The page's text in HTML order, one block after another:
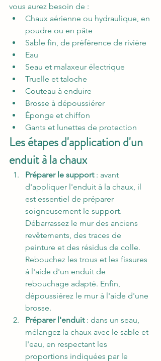
vous aurez besoin de :
Chaux aérienne ou hydraulique, en
poudre ou en pâte
Sable fin, de préférence de rivière
Eau
Seau et malaxeur électrique
Truelle et taloche
Couteau à enduire
Brosse à dépoussiérer
Éponge et chiffon
Gants et lunettes de protection
Les étapes d'application d'un
enduit à la chaux
Préparer le support : avant
d'appliquer l'enduit à la chaux, il
est essentiel de préparer
soigneusement le support.
Débarrassez le mur des anciens
revêtements, des traces de
peinture et des résidus de colle.
Rebouchez les trous et les fissures
à l'aide d'un enduit de
rebouchage adapté. Enfin,
dépoussiérez le mur à l'aide d'une
brosse.
Préparer l'enduit : dans un seau,
mélangez la chaux avec le sable et
l'eau, en respectant les
proportions indiquées par le